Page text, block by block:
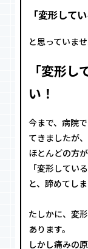
「変形して
と思っていま
「変形
い！
今まで、病院
てきましたが、
ほとんどの方が
「変形してい
と、諦めてし
たしかに、変
あります。
しかし痛みの